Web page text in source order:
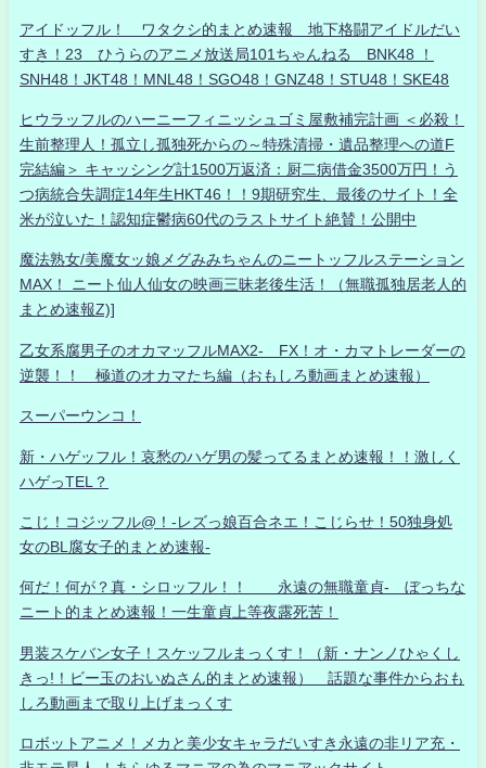
アイドッフル！ ワタクシ的まとめ速報 地下格闘アイドルだい
すき！23 ひうらのアニメ放送局101ちゃんねる BNK48 ！
SNH48！JKT48！MNL48！SGO48！GNZ48！STU48！SKE48
ヒウラッフルのハーニーフィニッシュゴミ屋敷補完計画 ＜必殺！
生前整理人！孤立し孤独死からの～特殊清掃・遺品整理への道F
完結編＞ キャッシング計1500万返済：厨二病借金3500万円！う
つ病統合失調症14年生HKT46！！9期研究生、最後のサイト！全
米が泣いた！認知症鬱病60代のラストサイト絶賛！公開中
魔法熟女/美魔女ッ娘メグみみちゃんのニートッフルステーション
MAX！ ニート仙人仙女の映画三昧老後生活！（無職孤独居老人的
まとめ速報Z)]
乙女系腐男子のオカマッフルMAX2- FX！オ・カマトレーダーの
逆襲！！ 極道のオカマたち編（おもしろ動画まとめ速報）
スーパーウンコ！
新・ハゲッフル！哀愁のハゲ男の髪ってるまとめ速報！！激しく
ハゲっTEL？
こじ！コジッフル@！-レズっ娘百合ネエ！こじらせ！50独身処
女のBL腐女子的まとめ速報-
何だ！何が？真・シロッフル！！ 永遠の無職童貞- ぼっちな
ニート的まとめ速報！一生童貞上等夜露死苦！
男装スケバン女子！スケッフルまっくす！（新・ナンノひゃくし
きっ!！ビー玉のおいぬさん的まとめ速報） 話題な事件からおも
しろ動画まで取り上げまっくす
ロボットアニメ！メカと美少女キャラだいすき永遠の非リア充・